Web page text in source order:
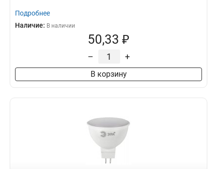
Подробнее
Наличие: В наличии
50,33 ₽
– +
В корзину